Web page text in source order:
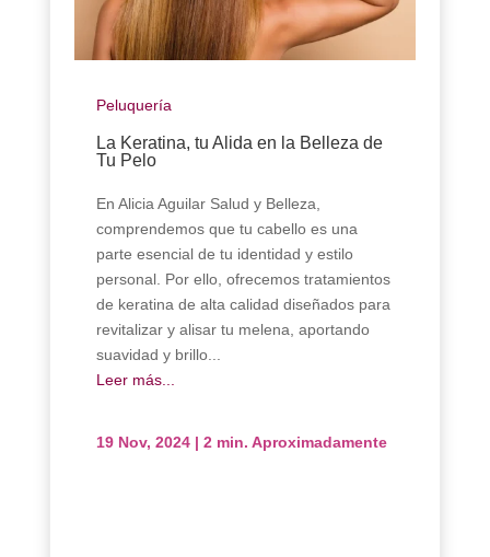
Peluquería
La Keratina, tu Alida en la Belleza de
Tu Pelo
En Alicia Aguilar Salud y Belleza,
comprendemos que tu cabello es una
parte esencial de tu identidad y estilo
personal. Por ello, ofrecemos tratamientos
de keratina de alta calidad diseñados para
revitalizar y alisar tu melena, aportando
suavidad y brillo...
Leer más...
19 Nov, 2024 |2 min. Aproximadamente